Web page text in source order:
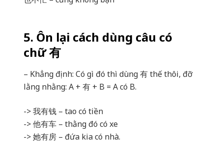
5. Ôn lại cách dùng câu có
chữ 有
– Khẳng định: Có gì đó thì dùng 有 thế thôi, đỡ
lằng nhằng: A + 有 + B = A có B.
-> 我有钱 – tao có tiền
-> 他有车 – thằng đó có xe
-> 她有房 – đứa kia có nhà.